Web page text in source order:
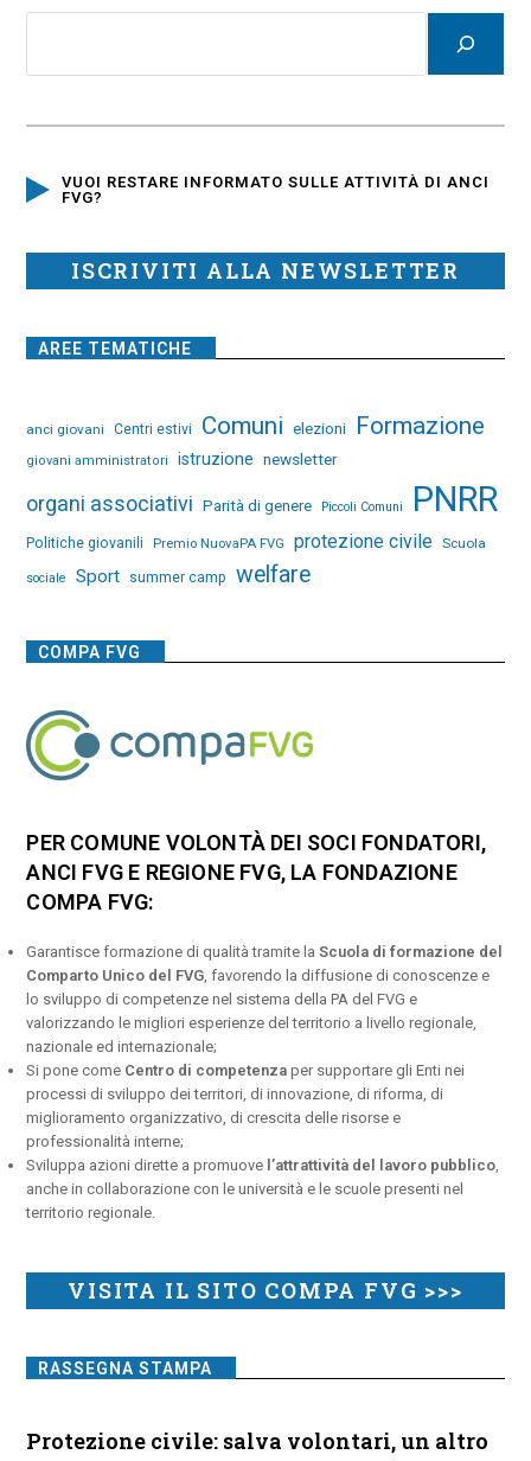
VUOI RESTARE INFORMATO SULLE ATTIVITÀ DI ANCI
FVG?
ISCRIVITI ALLA NEWSLETTER
AREE TEMATICHE
anci giovani Centri estivi Comuni elezioni Formazione
giovani amministratori istruzione newsletter
organi associativi Parità di genere Piccoli Comuni PNRR
Politiche giovanili Premio NuovaPA FVG protezione civile Scuola
sociale Sport summer camp welfare
COMPA FVG
PER COMUNE VOLONTÀ DEI SOCI FONDATORI,
ANCI FVG E REGIONE FVG, LA FONDAZIONE
COMPA FVG:
Garantisce formazione di qualità tramite laScuola di formazione del
Comparto Unico del FVG , favorendo la diffusione di conoscenze e
lo sviluppo di competenze nel sistema della PA del FVG e
valorizzando le migliori esperienze del territorio a livello regionale,
nazionale ed internazionale;
Si pone come Centro di competenza per supportare gli Enti nei
processi di sviluppo dei territori, di innovazione, di riforma, di
miglioramento organizzativo, di crescita delle risorse e
professionalità interne;
Sviluppa azioni dirette a promuove l’attrattività del lavoro pubblico
anche in collaborazione con le università e le scuole presenti nel
territorio regionale.
VISITA IL SITO COMPA FVG >>>
RASSEGNA STAMPA
Protezione civile: salva volontari, un altro